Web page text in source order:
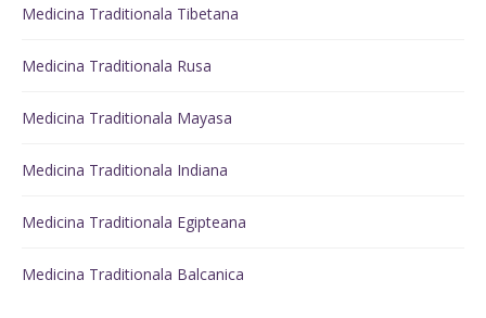
Medicina Traditionala Tibetana
Medicina Traditionala Rusa
Medicina Traditionala Mayasa
Medicina Traditionala Indiana
Medicina Traditionala Egipteana
Medicina Traditionala Balcanica